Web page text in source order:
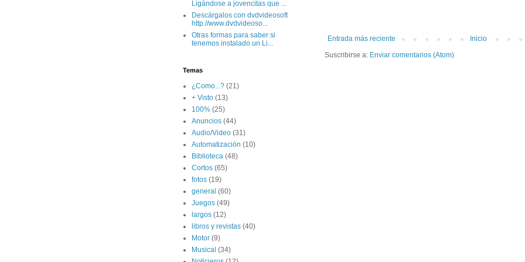
Entrada más reciente
Inicio
Suscribirse a: Enviar comentarios (Atom)
Ligándose a jovencitas que ...
Descárgalos con dvdvideosoft
http://www.dvdvideoso...
Otras formas para saber si
tenemos instalado un Li...
Temas
¿Como...? (21)
+ Visto (13)
100% (25)
Anuncios (44)
Audio/Video (31)
Automatización (10)
Biblioteca (48)
Cortos (65)
fotos (19)
general (60)
Juegos (49)
largos (12)
libros y revistas (40)
Motor (9)
Musical (34)